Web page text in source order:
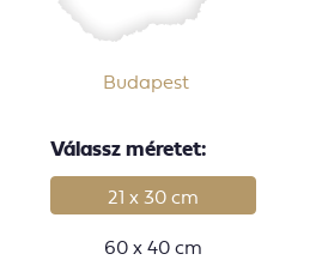
Budapest
Válassz méretet:
21 x 30 cm
60 x 40 cm